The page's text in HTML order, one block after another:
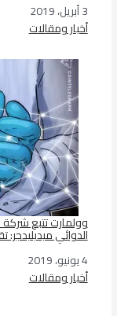
التاريخ
3 أبريل، 2019
في ما يتعلق بما يأتي
أخبار ومقالات
وولمارت تتبع
الدوائي ميديليدجر:
التاريخ
4 يونيو، 2019
في ما يتعلق بما يأتي
أخبار ومقالات